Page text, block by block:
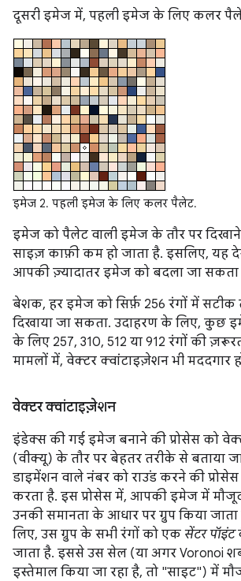
दूसरी इमेज में, पहली इमेज के लिए कलर
इमेज 2. पहली इमेज के लिए कलर पैलेट.
इमेज को पैलेट वाली इमेज के तौर पर
साइज़ काफ़ी कम हो जाता है. इसलिए, यह
आपकी ज़्यादातर इमेज को बदला जा सकता
बेशक, हर इमेज को सिर्फ़ 256 रंगों में सटीक
दिखाया जा सकता. उदाहरण के लिए, कुछ
के लिए 257, 310, 512 या 912 रंगों की
मामलों में, वेक्टर क्वांटाइज़ेशन भी मददगार
वेक्टर क्वांटाइज़ेशन
इंडेक्स की गई इमेज बनाने की प्रोसेस को
(वीक्यू) के तौर पर बेहतर तरीके से बताया
डाइमेंशन वाले नंबर को राउंड करने की
करता है. इस प्रोसेस में, आपकी इमेज में
उनकी समानता के आधार पर ग्रुप किया
लिए, उस ग्रुप के सभी रंगों को एक सेंटर पॉइंट
जाता है. इससे उस सेल (या अगर Voronoi
इस्तेमाल किया जा रहा है, तो "साइट") में